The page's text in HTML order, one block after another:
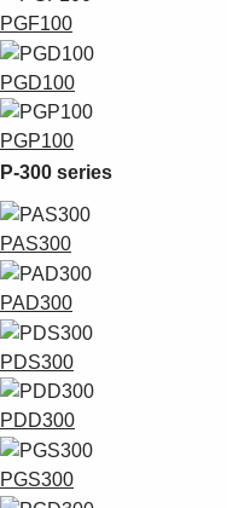
See more products
Shopping list preview
0
PGF100
PGD100
PGP100
P-300 series
PAS300
PAD300
PDS300
PDD300
PGS300